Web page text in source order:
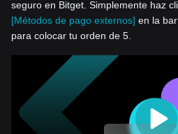
seguro en Bitget. Simplemente haz
[Métodos de pago externos] en la
para colocar tu orden de 5.